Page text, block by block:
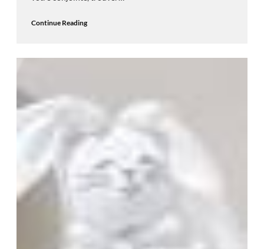
Continue Reading